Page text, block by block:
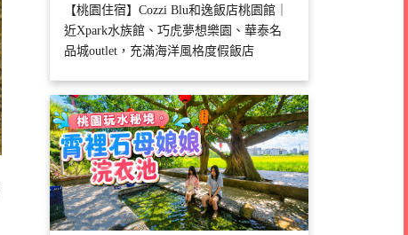
【桃園住宿】Cozzi Blu和逸飯店桃園館｜
近Xpark水族館、巧虎夢想樂園、華泰名
品城outlet，充滿海洋風格度假飯店